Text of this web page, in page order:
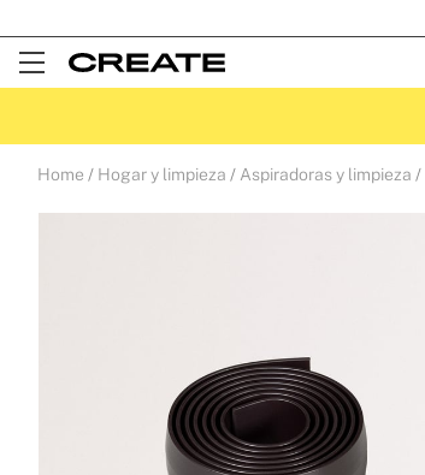
Open
Home Hogar y limpieza Aspiradoras y limpieza